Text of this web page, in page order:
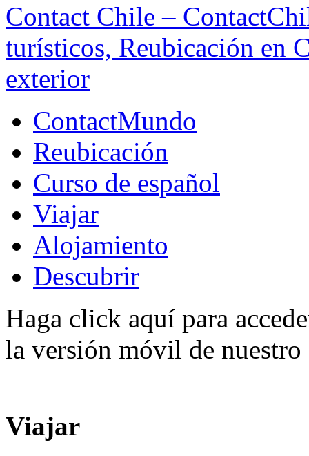
Contact Chile –
turísticos, Reubicación en
exterior
ContactMundo
Reubicación
Curso de español
Viajar
Alojamiento
Descubrir
Haga click aquí para
la versión móvil de
Viajar